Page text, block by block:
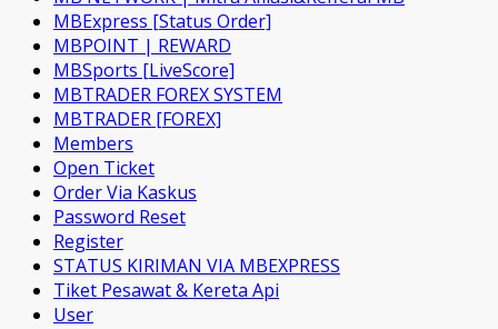
MBExpress [Status Order]
MBPOINT | REWARD
MBSports [LiveScore]
MBTRADER FOREX SYSTEM
MBTRADER [FOREX]
Members
Open Ticket
Order Via Kaskus
Password Reset
Register
STATUS KIRIMAN VIA MBEXPRESS
Tiket Pesawat & Kereta Api
User